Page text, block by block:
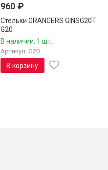
960₽
Cтельки GRANGERS GINSG20T
G20
В наличии: 1 шт.
Артикул: G20
В корзину